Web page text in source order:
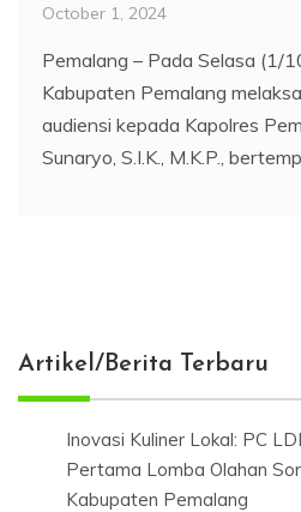
October 1, 2024
Pemalang – Pada Selasa (1/
Kabupaten Pemalang
audiensi kepada Kapolres
Sunaryo, S.I.K., M.K.P.,
Artikel/Berita Terbaru
Inovasi Kuliner Lokal: PC
Pertama Lomba Olahan
Kabupaten Pemalang